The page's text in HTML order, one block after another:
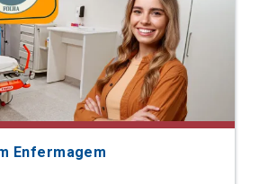
Enfermagem